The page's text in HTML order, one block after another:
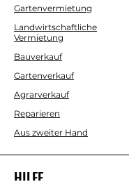
Gartenvermietung
Landwirtschaftliche
Vermietung
Bauverkauf
Gartenverkauf
Agrarverkauf
Reparieren
Aus zweiter Hand
HILFE